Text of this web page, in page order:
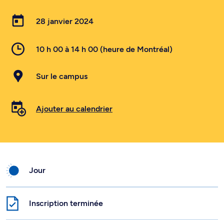
28 janvier 2024
10 h 00 à 14 h 00 (heure de Montréal)
Sur le campus
Ajouter au calendrier
Jour
Inscription terminée